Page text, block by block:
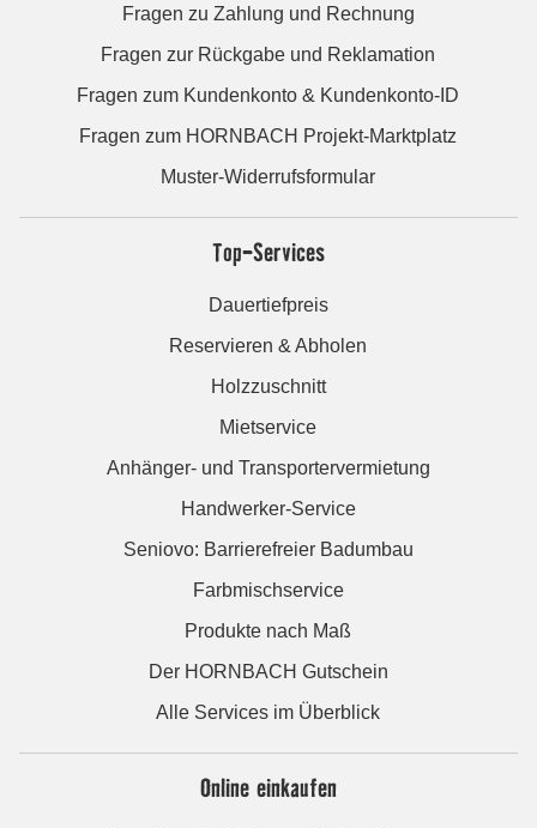
Fragen zu Zahlung und Rechnung
Fragen zur Rückgabe und Reklamation
Fragen zum Kundenkonto & Kundenkonto-ID
Fragen zum HORNBACH Projekt-Marktplatz
Muster-Widerrufsformular
Top-Services
Dauertiefpreis
Reservieren & Abholen
Holzzuschnitt
Mietservice
Anhänger- und Transportervermietung
Handwerker-Service
Seniovo: Barrierefreier Badumbau
Farbmischservice
Produkte nach Maß
Der HORNBACH Gutschein
Alle Services im Überblick
Online einkaufen